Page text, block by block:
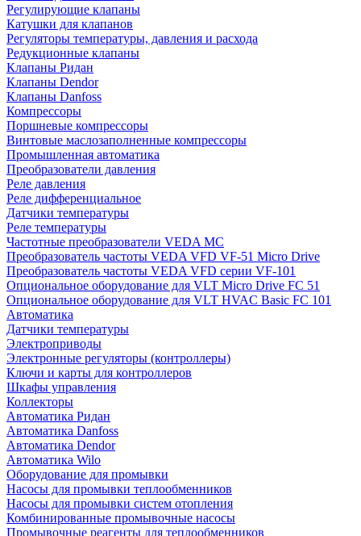
Регулирующие клапаны
Катушки для клапанов
Регуляторы температуры, давления и расхода
Редукционные клапаны
Клапаны Ридан
Клапаны Dendor
Клапаны Danfoss
Компрессоры
Поршневые компрессоры
Винтовые маслозаполненные компрессоры
Промышленная автоматика
Преобразователи давления
Реле давления
Реле дифференциальное
Датчики температуры
Реле температуры
Частотные преобразователи VEDA MC
Преобразователь частоты VEDA VFD VF-51 Micro Drive
Преобразователь частоты VEDA VFD серии VF-101
Опциональное оборудование для VLT Micro Drive FC 51
Опциональное оборудование для VLT HVAC Basic FC 101
Автоматика
Датчики температуры
Электроприводы
Электронные регуляторы (контроллеры)
Ключи и карты для контроллеров
Шкафы управления
Коллекторы
Автоматика Ридан
Автоматика Danfoss
Автоматика Dendor
Автоматика Wilo
Оборудование для промывки
Насосы для промывки теплообменников
Насосы для промывки систем отопления
Комбинированные промывочные насосы
Промывочные реагенты для теплообменников